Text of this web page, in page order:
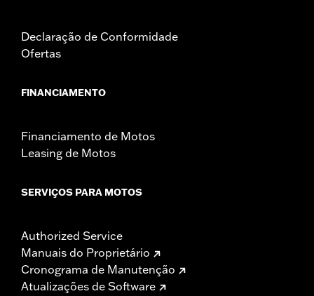
Declaração de Conformidade
Ofertas
FINANCIAMENTO
Financiamento de Motos
Leasing de Motos
SERVIÇOS PARA MOTOS
Authorized Service
Manuais do Proprietário
Cronograma de Manutenção
Atualizações de Software